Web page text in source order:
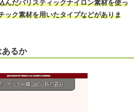
んだバリスティックナイロン素材を使っ
ック素材を用いたタイプなどがありま
あるか